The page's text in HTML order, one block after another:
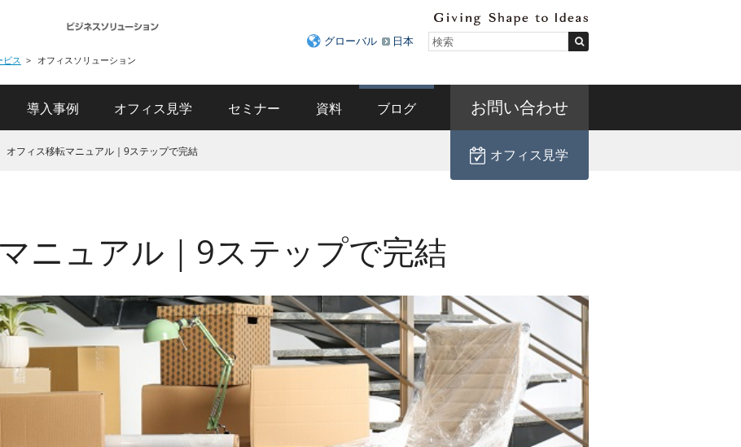
グローバル 日本
ビス オフィスソリューション
導入事例 オフィス見学 セミナー 資料 ブログ お問い合わせ
オフィス見学
オフィス移転マニュアル｜9ステップで完結
ニュアル｜9ステップで完結